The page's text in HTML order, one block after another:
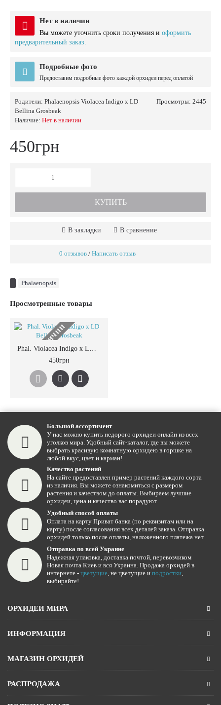
Нет в наличии
Вы можете уточнить сроки получения и оформить
предварительный заказ.
Подробные фото
Предоставим подробные фото каждой орхидеи перед оплатой
Просмотры: 2445
Родители: Phalaenopsis Violacea Indigo x LD
Bellina Grosbeak
Наличие: Нет в наличии
450грн
КУПИТЬ
В закладки В сравнение
0 отзывов / Написать отзыв
Phalaenopsis
Просмотренные товары
НЕТ В НАЛИЧИИ
Phal. Violacea Indigo x LD Bellina Grosbeak
450грн
Большой ассортимент
У нас можно купить недорого орхидеи онлайн из всех
уголков мира. Удобный сайт-каталог, где вы можете
выбрать красивую комнатную орхидею в горшке на
любой вкус, цвет и карман!
Качество растений
На сайте предоставлен пример растений каждого сорта
из наличия. Вы можете ознакомиться с размером
растения и качеством до оплаты. Выбираем лучшие
орхидеи, цена и качество вас порадуют.
Удобный способ оплаты
Оплата на карту Приват банка (по реквизитам или на
карту) после согласования всех деталей заказа. Отправка
орхидей только после оплаты, наложенного платежа нет.
Отправка по всей Украине
Надежная упаковка, доставка почтой, перевозчиком
Новая почта Киев и вся Украина. Продажа орхидей в
интернете - цветущие, не цветущие и подростки,
выбирайте!
ОРХИДЕИ МИРА
ИНФОРМАЦИЯ
МАГАЗИН ОРХИДЕЙ
РАСПРОДАЖА